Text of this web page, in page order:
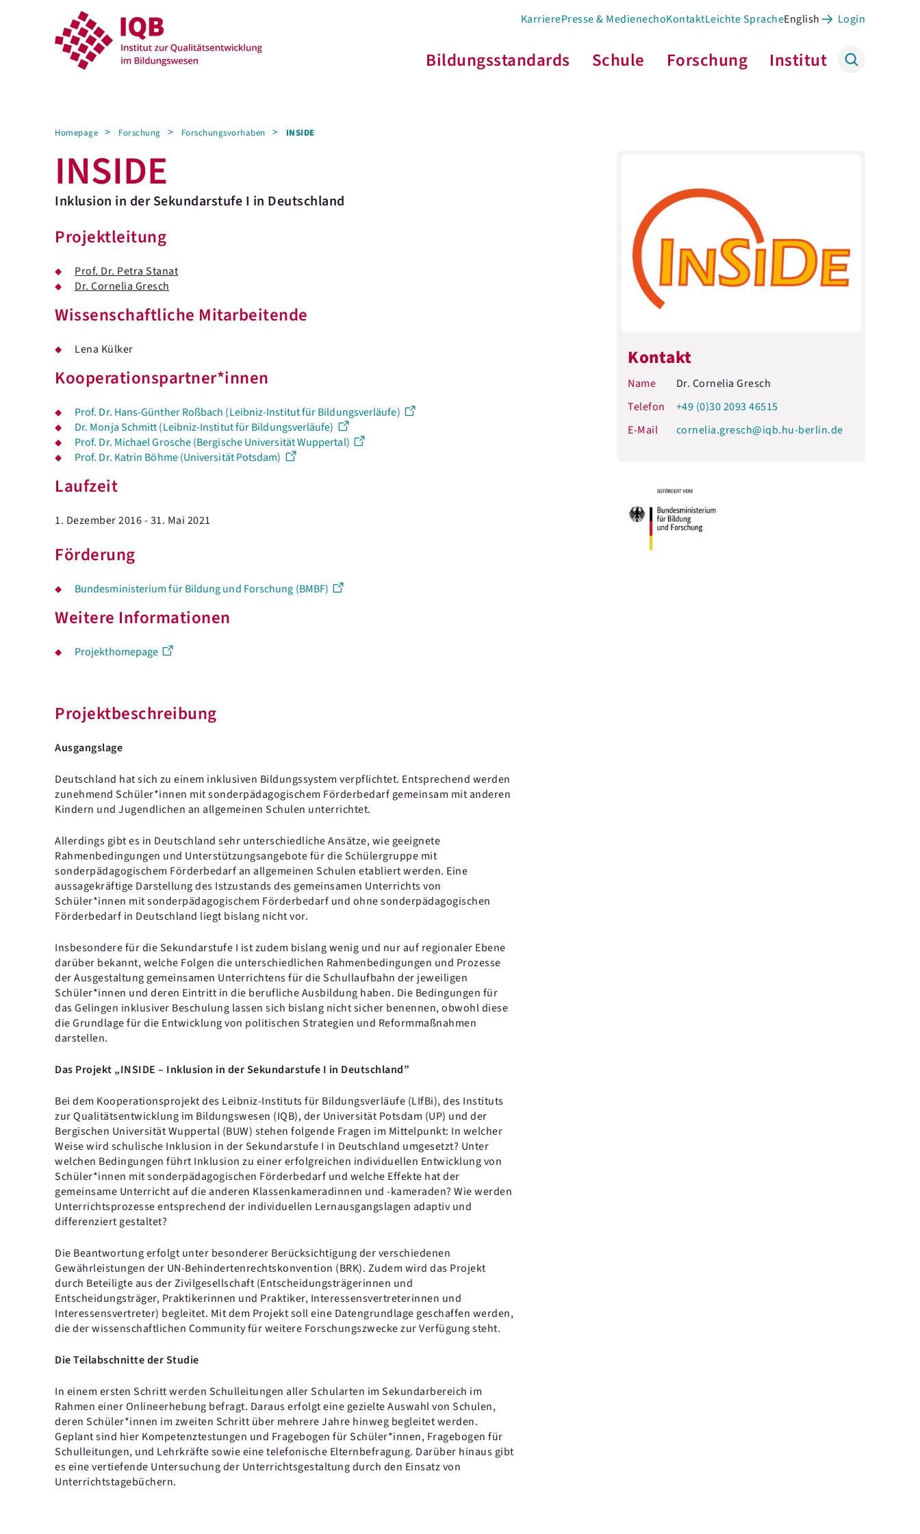
KarrierePresse & MedienechoKontaktLeichte SpracheEnglish Login
Bildungsstandards Schule Forschung Institut
Homepage Forschung Forschungsvorhaben INSIDE
INSIDE
Inklusion in der Sekundarstufe I in Deutschland
Projektleitung
Prof. Dr. Petra Stanat
Dr. Cornelia Gresch
Wissenschaftliche Mitarbeitende
Lena Külker
Kooperationspartner*innen
Prof. Dr. Hans-Günther Roßbach (Leibniz-Institut für Bildungsverläufe)
Dr. Monja Schmitt (Leibniz-Institut für Bildungsverläufe)
Prof. Dr. Michael Grosche (Bergische Universität Wuppertal)
Prof. Dr. Katrin Böhme (Universität Potsdam)
Laufzeit
1. Dezember 2016 - 31. Mai 2021
Förderung
Bundesministerium für Bildung und Forschung (BMBF)
Weitere Informationen
Projekthomepage
Projektbeschreibung
Ausgangslage
Deutschland hat sich zu einem inklusiven Bildungssystem verpflichtet. Entsprechend werden
zunehmend Schüler*innen mit sonderpädagogischem Förderbedarf gemeinsam mit anderen
Kindern und Jugendlichen an allgemeinen Schulen unterrichtet.
Allerdings gibt es in Deutschland sehr unterschiedliche Ansätze, wie geeignete
Rahmenbedingungen und Unterstützungsangebote für die Schülergruppe mit
sonderpädagogischem Förderbedarf an allgemeinen Schulen etabliert werden. Eine
aussagekräftige Darstellung des Istzustands des gemeinsamen Unterrichts von
Schüler*innen mit sonderpädagogischem Förderbedarf und ohne sonderpädagogischen
Förderbedarf in Deutschland liegt bislang nicht vor.
Insbesondere für die Sekundarstufe I ist zudem bislang wenig und nur auf regionaler Ebene
darüber bekannt, welche Folgen die unterschiedlichen Rahmenbedingungen und Prozesse
der Ausgestaltung gemeinsamen Unterrichtens für die Schullaufbahn der jeweiligen
Schüler*innen und deren Eintritt in die berufliche Ausbildung haben. Die Bedingungen für
das Gelingen inklusiver Beschulung lassen sich bislang nicht sicher benennen, obwohl diese
die Grundlage für die Entwicklung von politischen Strategien und Reformmaßnahmen
darstellen.
Das Projekt „INSIDE – Inklusion in der Sekundarstufe I in Deutschland”
Bei dem Kooperationsprojekt des Leibniz-Instituts für Bildungsverläufe (LIfBi), des Instituts
zur Qualitätsentwicklung im Bildungswesen (IQB), der Universität Potsdam (UP) und der
Bergischen Universität Wuppertal (BUW) stehen folgende Fragen im Mittelpunkt: In welcher
Weise wird schulische Inklusion in der Sekundarstufe I in Deutschland umgesetzt? Unter
welchen Bedingungen führt Inklusion zu einer erfolgreichen individuellen Entwicklung von
Schüler*innen mit sonderpädagogischen Förderbedarf und welche Effekte hat der
gemeinsame Unterricht auf die anderen Klassenkameradinnen und -kameraden? Wie werden
Unterrichtsprozesse entsprechend der individuellen Lernausgangslagen adaptiv und
differenziert gestaltet?
Die Beantwortung erfolgt unter besonderer Berücksichtigung der verschiedenen
Gewährleistungen der UN-Behindertenrechtskonvention (BRK). Zudem wird das Projekt
durch Beteiligte aus der Zivilgesellschaft (Entscheidungsträgerinnen und
Entscheidungsträger, Praktikerinnen und Praktiker, Interessensvertreterinnen und
Interessensvertreter) begleitet. Mit dem Projekt soll eine Datengrundlage geschaffen werden,
die der wissenschaftlichen Community für weitere Forschungszwecke zur Verfügung steht.
Die Teilabschnitte der Studie
In einem ersten Schritt werden Schulleitungen aller Schularten im Sekundarbereich im
Rahmen einer Onlineerhebung befragt. Daraus erfolgt eine gezielte Auswahl von Schulen,
deren Schüler*innen im zweiten Schritt über mehrere Jahre hinweg begleitet werden.
Geplant sind hier Kompetenztestungen und Fragebogen für Schüler*innen, Fragebogen für
Schulleitungen, und Lehrkräfte sowie eine telefonische Elternbefragung. Darüber hinaus gibt
es eine vertiefende Untersuchung der Unterrichtsgestaltung durch den Einsatz von
Unterrichtstagebüchern.
Kontakt
Name
Dr. Cornelia Gresch
Telefon
+49 (0)30 2093 46515
E-Mail
cornelia.gresch@iqb.hu-berlin.de